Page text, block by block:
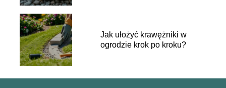
Jak ułożyć krawężniki w
ogrodzie krok po kroku?